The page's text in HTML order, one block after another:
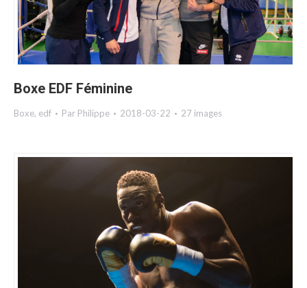
Boxe EDF Féminine
Boxe, edf Par Philippe 2018-03-22 27 images